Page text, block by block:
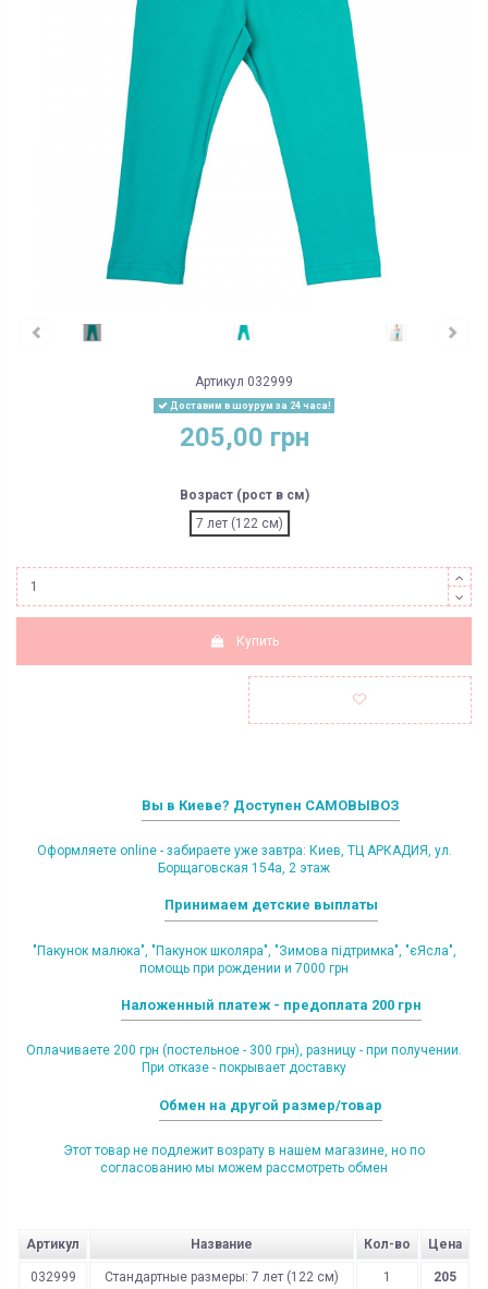
Артикул 032999
Доставим в шоурум за 24 часа!
205,00 грн
Возраст (рост в см)
7 лет (122 см)
Купить
Вы в Киеве? Доступен САМОВЫВОЗ
Оформляете online - забираете уже завтра: Киев, ТЦ АРКАДИЯ, ул.
Борщаговская 154а, 2 этаж
Принимаем детские выплаты
"Пакунок малюка", "Пакунок школяра", "Зимова підтримка", "єЯсла",
помощь при рождении и 7000 грн
Наложенный платеж - предоплата 200 грн
Оплачиваете 200 грн (постельное - 300 грн), разницу - при получении.
При отказе - покрывает доставку
Обмен на другой размер/товар
Этот товар не подлежит возрату в нашем магазине, но по
согласованию мы можем рассмотреть обмен
Артикул Название Кол-во Цена
032999 Стандартные размеры: 7 лет (122 см) 1 205